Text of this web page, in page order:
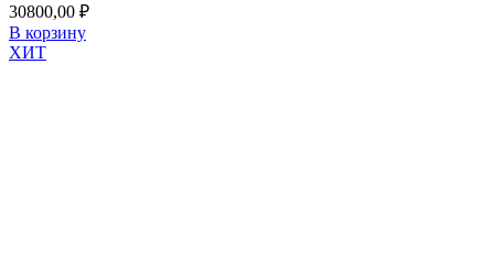
30800,00 ₽
В корзину
ХИТ